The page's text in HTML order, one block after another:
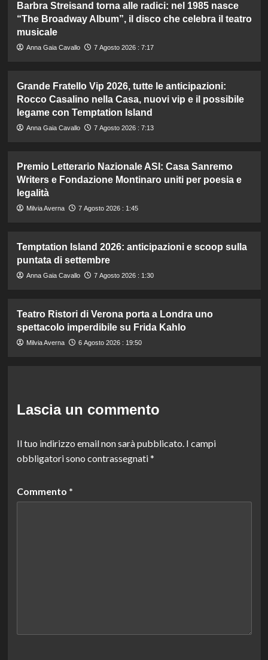
Barbra Streisand torna alle radici: nel 1985 nasce
“The Broadway Album”, il disco che celebra il teatro
musicale
Anna Gaia Cavallo 7 Agosto 2026 : 7:17
Grande Fratello Vip 2026, tutte le anticipazioni:
Rocco Casalino nella Casa, nuovi vip e il possibile
legame con Temptation Island
Anna Gaia Cavallo 7 Agosto 2026 : 7:13
Premio Letterario Nazionale ASI: Casa Sanremo
Writers e Fondazione Montinaro uniti per poesia e
legalità
Milvia Averna 7 Agosto 2026 : 1:45
Temptation Island 2026: anticipazioni e scoop sulla
puntata di settembre
Anna Gaia Cavallo 7 Agosto 2026 : 1:30
Teatro Ristori di Verona porta a Londra uno
spettacolo imperdibile su Frida Kahlo
Milvia Averna 6 Agosto 2026 : 19:50
Lascia un commento
Il tuo indirizzo email non sarà pubblicato. I campi
obbligatori sono contrassegnati*
Commento *